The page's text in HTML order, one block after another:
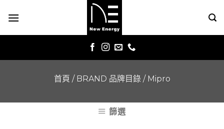
首頁 / BRAND 品牌目錄 / Mipro
篩選